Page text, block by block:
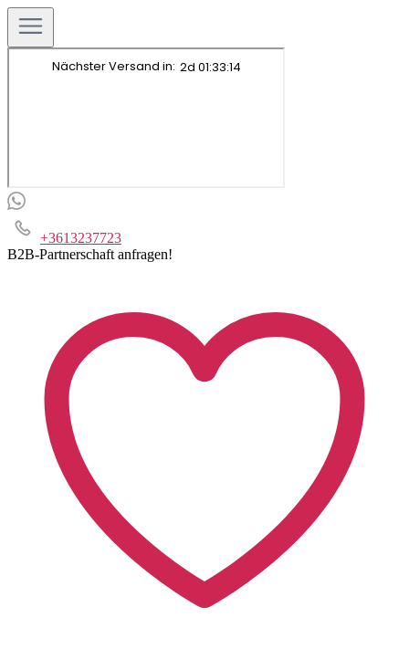
+3613237723
B2B-Partnerschaft anfragen!